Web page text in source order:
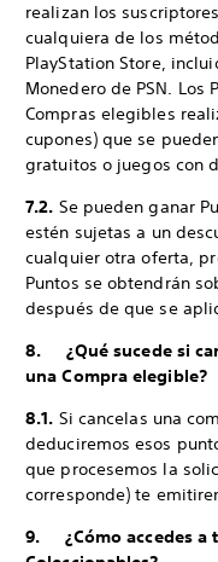
realizan los
cualquiera de los
PlayStation Store,
Monedero de PSN. Los
Compras elegibles
cupones) que se
gratuitos o juegos con
7.2. Se pueden ganar
estén sujetas a un
cualquier otra oferta,
Puntos se obtendrán
después de que se
8. ¿Qué sucede si
una Compra elegible?
8.1. Si cancelas una
deduciremos esos
que procesemos la
corresponde) te
9. ¿Cómo accedes a